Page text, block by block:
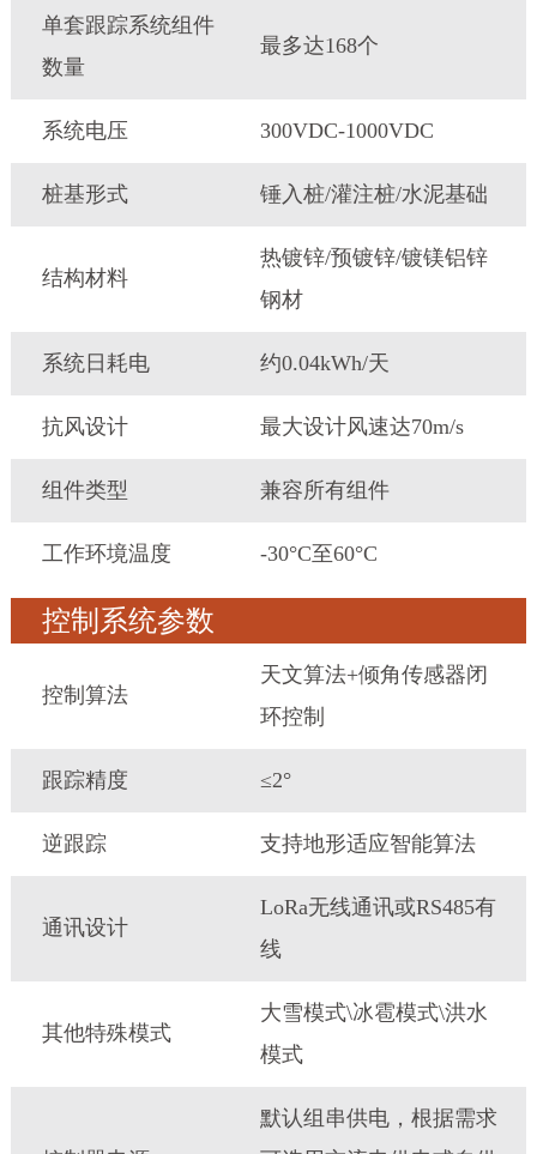
单套跟踪系统组件
数量
最多达168个
系统电压 300VDC-1000VDC
桩基形式 锤入桩/灌注桩/水泥基础
结构材料
热镀锌/预镀锌/镀镁铝锌
钢材
系统日耗电 约0.04kWh/天
抗风设计 最大设计风速达70m/s
组件类型 兼容所有组件
工作环境温度 -30°C至60°C
控制系统参数
控制算法
天文算法+倾角传感器闭
环控制
跟踪精度 ≤2°
逆跟踪 支持地形适应智能算法
通讯设计
LoRa无线通讯或RS485有
线
其他特殊模式
大雪模式\冰雹模式\洪水
模式
默认组串供电，根据需求